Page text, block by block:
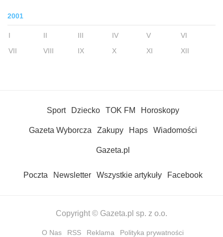
2001
I II III IV V
VI
VII
VIII IX X XI XII
Sport Dziecko TOK FM Horoskopy
Gazeta Wyborcza Zakupy Haps Wiadomości
Gazeta.pl
Poczta Newsletter Wszystkie artykuły Facebook
Copyright © Gazeta.pl sp. z o.o.
O Nas RSS Reklama Polityka prywatności